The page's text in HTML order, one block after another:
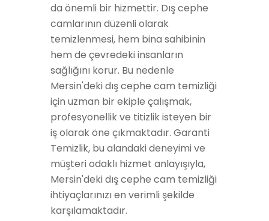
da önemli bir hizmettir. Dış cephe
camlarının düzenli olarak
temizlenmesi, hem bina sahibinin
hem de çevredeki insanların
sağlığını korur. Bu nedenle
Mersin'deki dış cephe cam temizliği
için uzman bir ekiple çalışmak,
profesyonellik ve titizlik isteyen bir
iş olarak öne çıkmaktadır. Garanti
Temizlik, bu alandaki deneyimi ve
müşteri odaklı hizmet anlayışıyla,
Mersin'deki dış cephe cam temizliği
ihtiyaçlarınızı en verimli şekilde
karşılamaktadır.